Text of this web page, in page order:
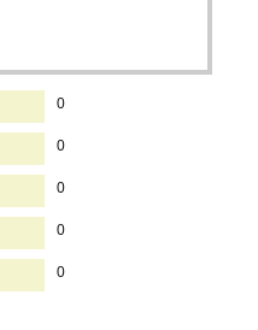
0
0
0
0
0